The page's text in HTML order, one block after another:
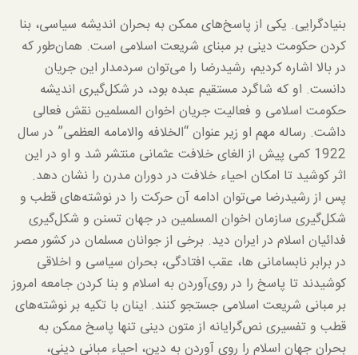
بنیادگرایی. یکی از پاسخ‌های ممکن به بحران اندیشه سیاسی، بنا
کردن حکومت دینی بر مبنای شریعت اسلامی است. همان‌طور که
در بالا اشاره کردیم، رشیدرضا را می‌توان سردمدار این جریان
دانست. او که شاگرد مستقیم عبده بود، در شکل‌گیری اندیشه
حکومت اسلامی و فعالیت جریان اخوان المسلمین نقش فعالی
داشت. رساله مهم او زیر عنوان “الخلافه والامامه العظمی” در سال
1922 کمی پیش از الغای خلافت عثمانی منتشر شد و او در این
اثر کوشید تا امکان احیاء خلافت در دوران مدرن را نشان دهد.
پس از رشیدرضا می‌توان ادامه آن حرکت را در نوشته‌های قطب و
شکل‌گیری سازمان اخوان المسلمین در جهان تسنن و شکل‌گیری
فدائیان اسلام در ایران دید. برخی از جوانان مسلمان در کشور مصر
در برابر نابسامانی ها، عقب افتادگی، بحران سیاسی و اخلاقی
کوشیدند تا پاسخ را در روی‌آوردن به اسلام و بنا کردن جامعه امروز
بر مبانی شریعت اسلامی جستجو کنند. اینان با تکیه بر نوشته‌های
قطب و تفسیری نص‌گرایانه از متون دینی تنها پاسخ ممکن به
بحران جهان اسلام را روی آوردن به دین، احیاء مبانی دینی،